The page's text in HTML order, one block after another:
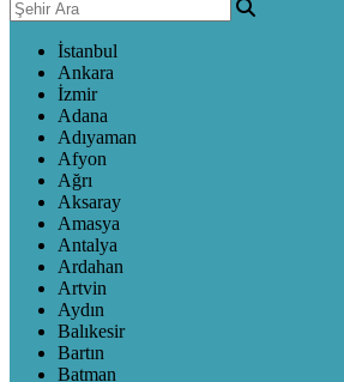
İstanbul
Ankara
İzmir
Adana
Adıyaman
Afyon
Ağrı
Aksaray
Amasya
Antalya
Ardahan
Artvin
Aydın
Balıkesir
Bartın
Batman